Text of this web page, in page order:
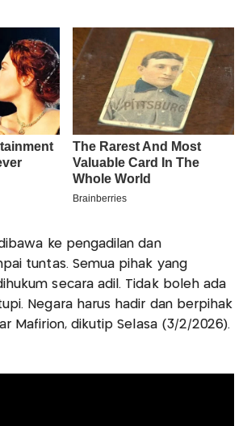
ke pengadilan dan
tuntas. Semua pihak yang
secara adil. Tidak boleh ada
Negara harus hadir dan berpihak
Mafirion, dikutip Selasa (3/2/2026).